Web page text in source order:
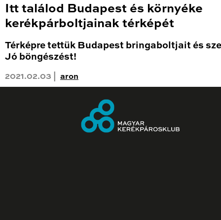
Itt találod Budapest és környéke
kerékpárboltjainak térképét
Térképre tettük Budapest bringaboltjait és
Jó böngészést!
2021.02.03 | aron